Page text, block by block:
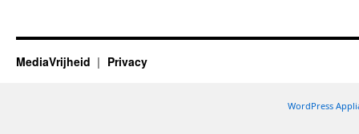
MediaVrijheid Privacy
WordPress